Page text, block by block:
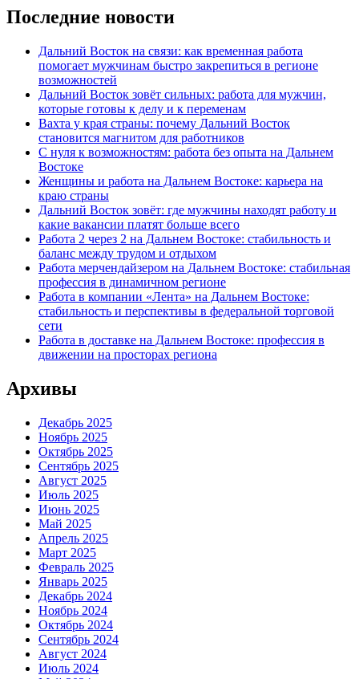
Последние новости
Дальний Восток на связи: как временная работа
помогает мужчинам быстро закрепиться в регионе
возможностей
Дальний Восток зовёт сильных: работа для мужчин,
которые готовы к делу и к переменам
Вахта у края страны: почему Дальний Восток
становится магнитом для работников
С нуля к возможностям: работа без опыта на Дальнем
Востоке
Женщины и работа на Дальнем Востоке: карьера на
краю страны
Дальний Восток зовёт: где мужчины находят работу и
какие вакансии платят больше всего
Работа 2 через 2 на Дальнем Востоке: стабильность и
баланс между трудом и отдыхом
Работа мерчендайзером на Дальнем Востоке: стабильная
профессия в динамичном регионе
Работа в компании «Лента» на Дальнем Востоке:
стабильность и перспективы в федеральной торговой
сети
Работа в доставке на Дальнем Востоке: профессия в
движении на просторах региона
Архивы
Декабрь 2025
Ноябрь 2025
Октябрь 2025
Сентябрь 2025
Август 2025
Июль 2025
Июнь 2025
Май 2025
Апрель 2025
Март 2025
Февраль 2025
Январь 2025
Декабрь 2024
Ноябрь 2024
Октябрь 2024
Сентябрь 2024
Август 2024
Июль 2024